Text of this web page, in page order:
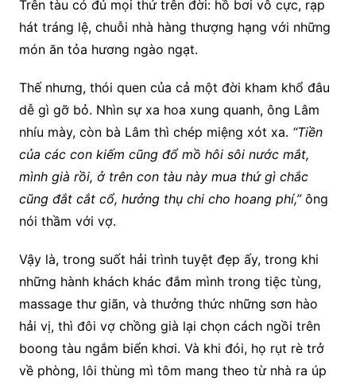
Trên tàu có đủ mọi thứ trên đời: hồ bơi vô cực, rạp
hát tráng lệ, chuỗi nhà hàng thượng hạng với những
món ăn tỏa hương ngào ngạt.
Thế nhưng, thói quen của cả một đời kham khổ đâu
dễ gì gỡ bỏ. Nhìn sự xa hoa xung quanh, ông Lâm
nhíu mày, còn bà Lâm thì chép miệng xót xa. “Tiền
của các con kiếm cũng đổ mồ hôi sôi nước mắt,
mình già rồi, ở trên con tàu này mua thứ gì chắc
cũng đắt cắt cổ, hưởng thụ chi cho hoang phí,”ông
nói thầm với vợ.
Vậy là, trong suốt hải trình tuyệt đẹp ấy, trong khi
những hành khách khác đắm mình trong tiệc tùng,
massage thư giãn, và thưởng thức những sơn hào
hải vị, thì đôi vợ chồng già lại chọn cách ngồi trên
boong tàu ngắm biển khơi. Và khi đói, họ rụt rè trở
về phòng, lôi thùng mì tôm mang theo từ nhà ra úp